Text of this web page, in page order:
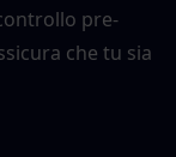
pre-
che tu sia